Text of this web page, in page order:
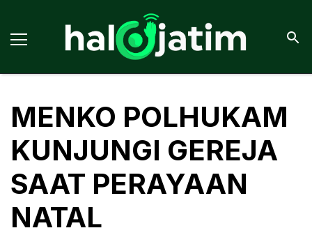
MENKO POLHUKAM
KUNJUNGI GEREJA
SAAT PERAYAAN
NATAL